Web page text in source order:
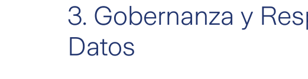
3. Gobernanza y
Datos